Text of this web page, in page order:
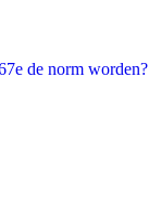
de norm worden?